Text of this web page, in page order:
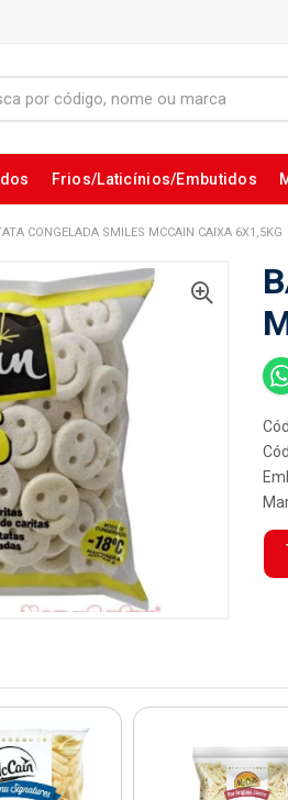
Frios/Laticínios/Embutidos
CONGELADA SMILES MCCAIN CAIXA 6X1,5KG